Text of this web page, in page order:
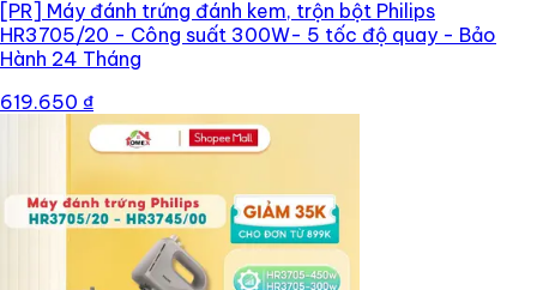
[PR] Máy đánh trứng đánh kem, trộn bột Philips
HR3705/20 - Công suất 300W- 5 tốc độ quay - Bảo
Hành 24 Tháng
619.650 ₫